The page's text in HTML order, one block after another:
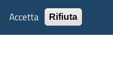
Copyright © 2017 Città
CF: 80007350103
Accetta
Rifiuta